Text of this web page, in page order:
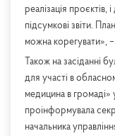
реалізація
підсумкові звіти.
можна корегувати»,
Також на засіданні
для участі в
медицина в громаді»
проінформувала
начальника